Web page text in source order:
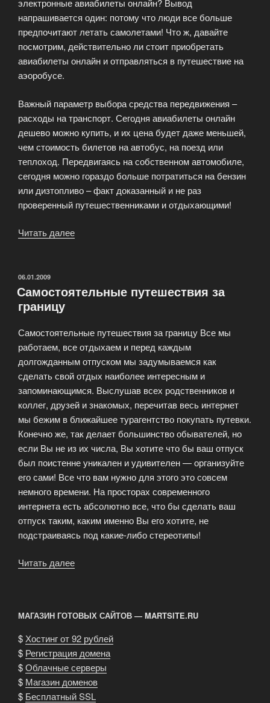
электронные авиабилеты онлайн? Вывод
напрашивается один: потому что люди все больше
предпочитают летать самолетами! Что ж, давайте
посмотрим, действительно ли стоит приобретать
авиабилеты онлайн и отправляться в путешествие на
аэоробусе.
Важный параметр выбора средства передвижения –
расходы на транспорт. Сегодня авиабилеты онлайн
дешево можно купить, и их цена будет даже меньшей,
чем стоимость билетов на автобус, на поезд или
теплоход. Передвигаясь на собственном автомобиле,
сегодня можно гораздо больше потратиться на бензин
или дизтопливо – факт доказанный и не раз
проверенный путешественниками и отдыхающими!
Читать далее
ОПУБЛИКОВАНО
06.01.2009
Самостоятельные путешествия за
границу
Самостоятельные путешествия за границу Все мы
работаем, все отдыхаем и перед каждым
долгожданным отпуском мы задумываемся как
сделать свой отдых наиболее интересным и
запоминающимся. Выслушав всех родственников и
коллег, друзей и знакомых, перечитав весь интернет
мы бежим в ближайшее турагентство покупать путевки.
Конечно же, так делает большинство обывателей, но
если Вы не из их числа, Вы хотите что бы ваш отпуск
был поистенне уникален и удивителен — организуйте
его сами! Все что вам нужно для этого это совсем
немного времени. На просторах современного
интернета есть абсолютно все, что бы сделать ваш
отпуск таким, каким именно Вы его хотите, не
подстраиваясь под какие-либо стереотипы!
Читать далее
МАГАЗИН ГОТОВЫХ САЙТОВ — MARTSITE.RU
$ Хостинг от 92 рублей
$ Регистрация домена
$Облачные серверы
$ Магазин доменов
$ Бесплатный SSL